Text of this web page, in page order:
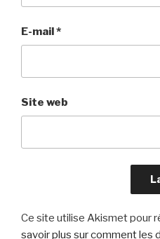
E-mail*
Site web
Ce site utilise Akismet pour
savoir plus sur comment les